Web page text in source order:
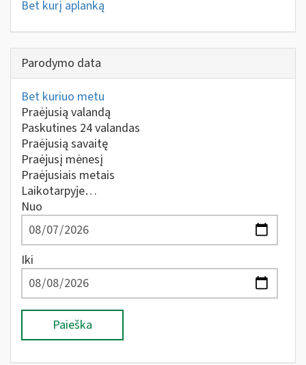
Bet kurį aplanką
Parodymo data
Bet kuriuo metu
Praėjusią valandą
Paskutines 24 valandas
Praėjusią savaitę
Praėjusį mėnesį
Praėjusiais metais
Laikotarpyje…
Nuo
Iki
Paieška